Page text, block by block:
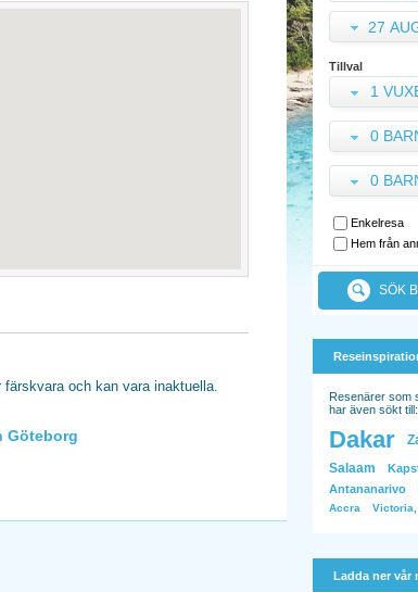
och kan vara inaktuella.
Göteborg
27
Tillval
1
0
0
Enkelresa
Hem från
SÖK
Resenärer som
har även sökt till:
Dakar
Salaam
Antananarivo
Accra
Ladda ner vår